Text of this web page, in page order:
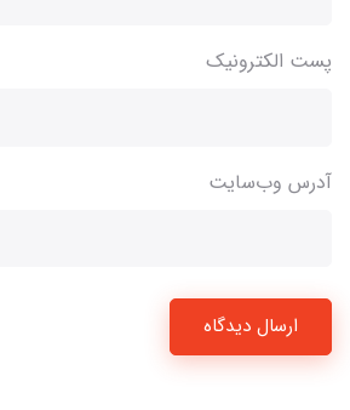
پست الکترونیک
آدرس وب‌سایت
ارسال دیدگاه